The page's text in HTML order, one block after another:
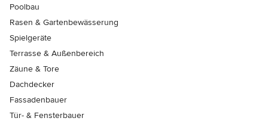
Poolbau
Rasen & Gartenbewässerung
Spielgeräte
Terrasse & Außenbereich
Zäune & Tore
Dachdecker
Fassadenbauer
Tür- & Fensterbauer